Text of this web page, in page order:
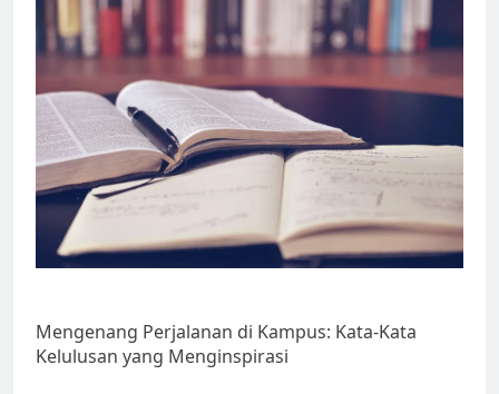
Mengenang Perjalanan di Kampus: Kata-Kata
Kelulusan yang Menginspirasi